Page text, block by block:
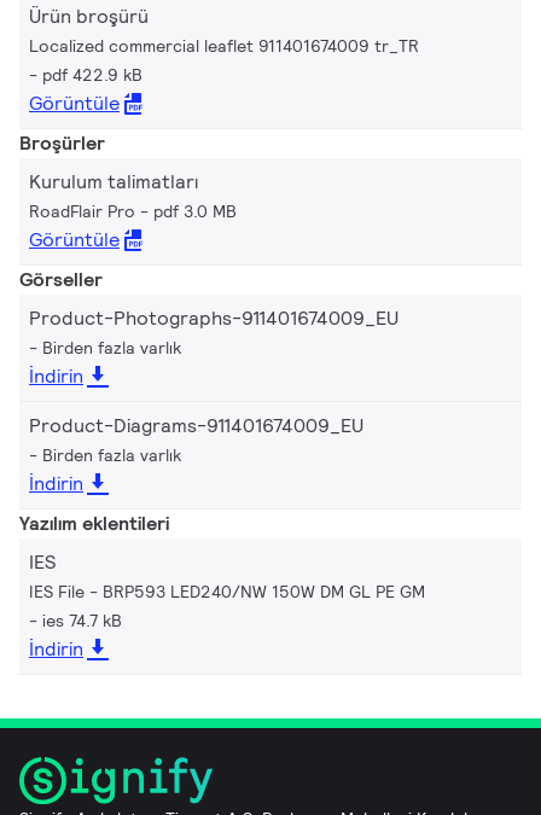
Ürün broşürü
Localized commercial leaflet 911401674009 tr_TR
pdf 422.9 kB
Görüntüle
Broşürler
Kurulum talimatları
RoadFlair Pro pdf 3.0 MB
Görüntüle
Görseller
Product-Photographs-911401674009_EU
Birden fazla varlık
İndirin
Product-Diagrams-911401674009_EU
Birden fazla varlık
İndirin
Yazılım eklentileri
IES
IES File - BRP593 LED240/NW 150W DM GL PE GM
ies 74.7 kB
İndirin